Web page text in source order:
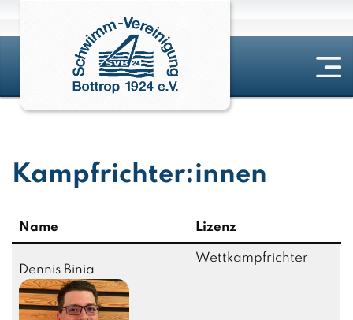
Kampfrichter:innen
Name Lizenz
Dennis Binia
Wettkampfrichter